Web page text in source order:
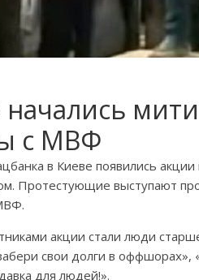
начались
с МВФ
в Киеве появились
Протестующие выступают
акции стали люди
свои долги в
для людей!».